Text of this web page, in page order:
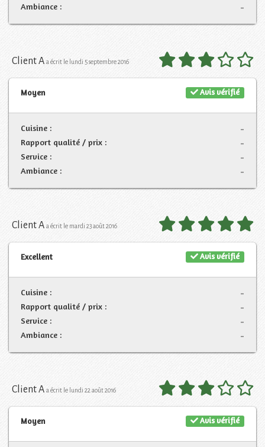
-
Ambiance :
Client A a écrit le lundi 5 septembre 2016
Avis vérifié
Moyen
-
Cuisine :
-
Rapport qualité / prix :
-
Service :
-
Ambiance :
Client A a écrit le mardi 23 août 2016
Avis vérifié
Excellent
-
Cuisine :
-
Rapport qualité / prix :
-
Service :
-
Ambiance :
Client A a écrit le lundi 22 août 2016
Avis vérifié
Moyen